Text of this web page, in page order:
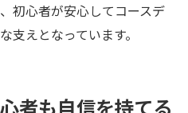
初心者が安心してコースデ
支えとなっています。
者も自信を持てる